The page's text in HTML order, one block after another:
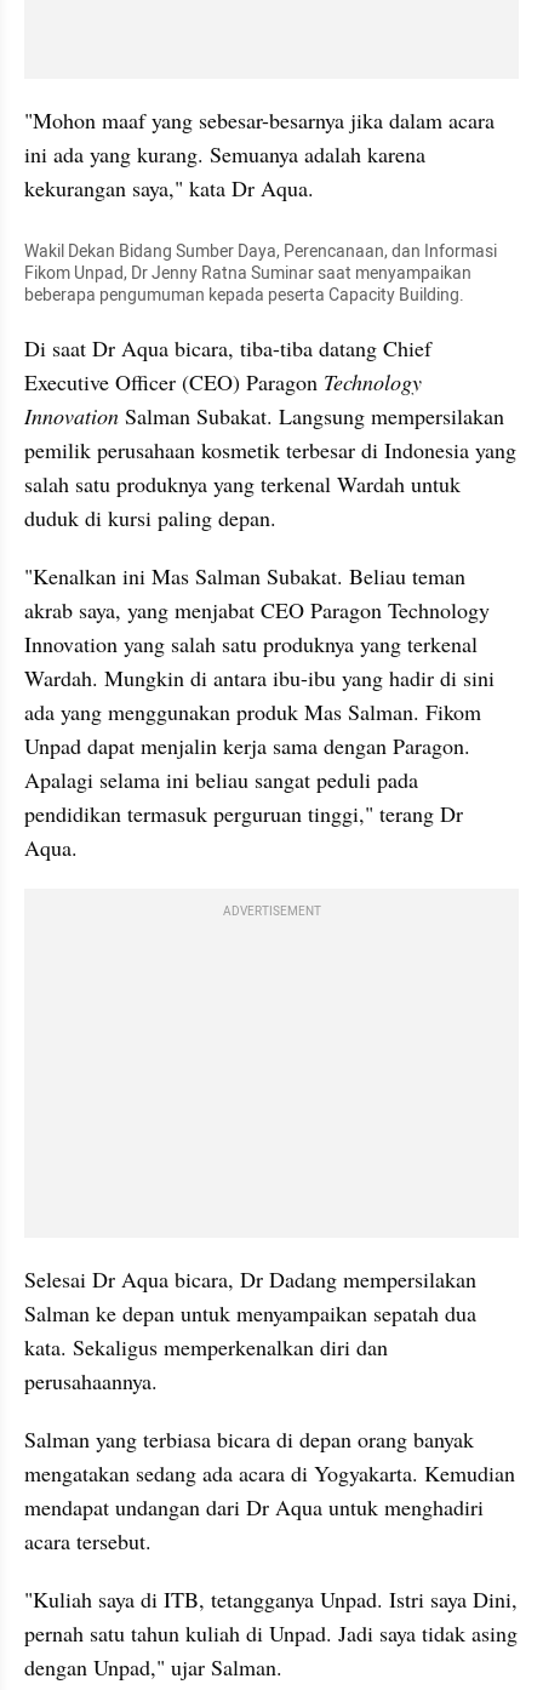
"Mohon maaf yang sebesar-besarnya jika dalam acara
ini ada yang kurang. Semuanya adalah karena
kekurangan saya," kata Dr Aqua.
Wakil Dekan Bidang Sumber Daya, Perencanaan, dan Informasi
Fikom Unpad, Dr Jenny Ratna Suminar saat menyampaikan
beberapa pengumuman kepada peserta Capacity Building.
Di saat Dr Aqua bicara, tiba-tiba datang Chief
Executive Officer (CEO) Paragon Technology
Innovation Salman Subakat. Langsung mempersilakan
pemilik perusahaan kosmetik terbesar di Indonesia yang
salah satu produknya yang terkenal Wardah untuk
duduk di kursi paling depan.
"Kenalkan ini Mas Salman Subakat. Beliau teman
akrab saya, yang menjabat CEO Paragon Technology
Innovation yang salah satu produknya yang terkenal
Wardah. Mungkin di antara ibu-ibu yang hadir di sini
ada yang menggunakan produk Mas Salman. Fikom
Unpad dapat menjalin kerja sama dengan Paragon.
Apalagi selama ini beliau sangat peduli pada
pendidikan termasuk perguruan tinggi," terang Dr
Aqua.
ADVERTISEMENT
Selesai Dr Aqua bicara, Dr Dadang mempersilakan
Salman ke depan untuk menyampaikan sepatah dua
kata. Sekaligus memperkenalkan diri dan
perusahaannya.
Salman yang terbiasa bicara di depan orang banyak
mengatakan sedang ada acara di Yogyakarta. Kemudian
mendapat undangan dari Dr Aqua untuk menghadiri
acara tersebut.
"Kuliah saya di ITB, tetangganya Unpad. Istri saya Dini,
pernah satu tahun kuliah di Unpad. Jadi saya tidak asing
dengan Unpad," ujar Salman.